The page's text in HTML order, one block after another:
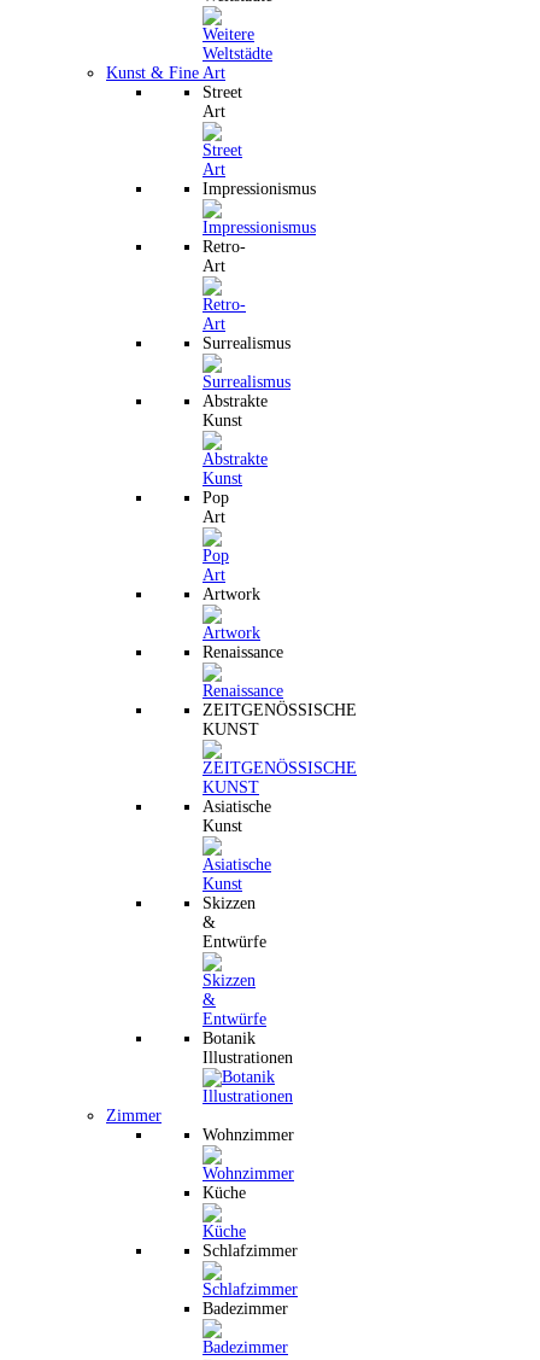
Kunst & Fine Art
Street
Art
Impressionismus
Retro-
Art
Surrealismus
Abstrakte
Kunst
Pop
Art
Artwork
Renaissance
ZEITGENÖSSISCHE
KUNST
Asiatische
Kunst
Skizzen
&
Entwürfe
Botanik
Illustrationen
Zimmer
Wohnzimmer
Küche
Schlafzimmer
Badezimmer